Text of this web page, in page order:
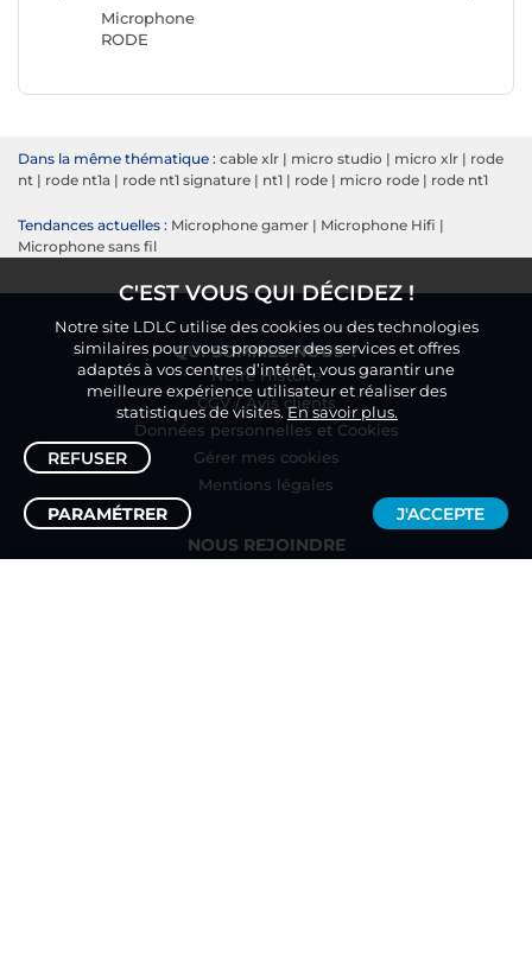
Microphone
RODE
Dans la même thématique : cable xlr | micro studio | micro xlr | rode
nt | rode nt1a | rode nt1 signature | nt1 | rode | micro rode | rode nt1
Tendances actuelles : Microphone gamer | Microphone Hifi |
Microphone sans fil
QUI SOMMES NOUS ?
Notre Histoire
CGV/Avis clients
Données personnelles et Cookies
Gérer mes cookies
Mentions légales
NOUS REJOINDRE
C'EST VOUS QUI DÉCIDEZ !
Notre site LDLC utilise des cookies ou des technologies
similaires pour vous proposer des services et offres
adaptés à vos centres d’intérêt, vous garantir une
meilleure expérience utilisateur et réaliser des
statistiques de visites.En savoir plus.
REFUSER
PARAMÉTRER J'ACCEPTE